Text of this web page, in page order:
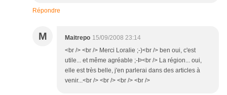
Répondre
M Maitrepo 15/09/2008 23:14
<br /> <br /> Merci Loralie ;-)<br /> ben oui, c'est
utile... et même agréable ;-Þ<br /> La région... oui,
elle est très belle, j'en parlerai dans des articles à
venir...<br /> <br /> <br /> <br />